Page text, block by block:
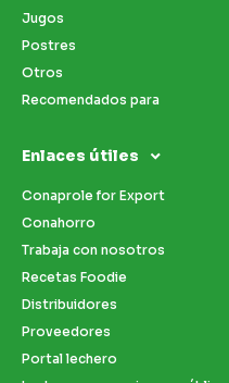
Jugos
Postres
Otros
Recomendados para
Enlaces útiles
Conaprole for Export
Conahorro
Trabaja con nosotros
Recetas Foodie
Distribuidores
Proveedores
Portal lechero